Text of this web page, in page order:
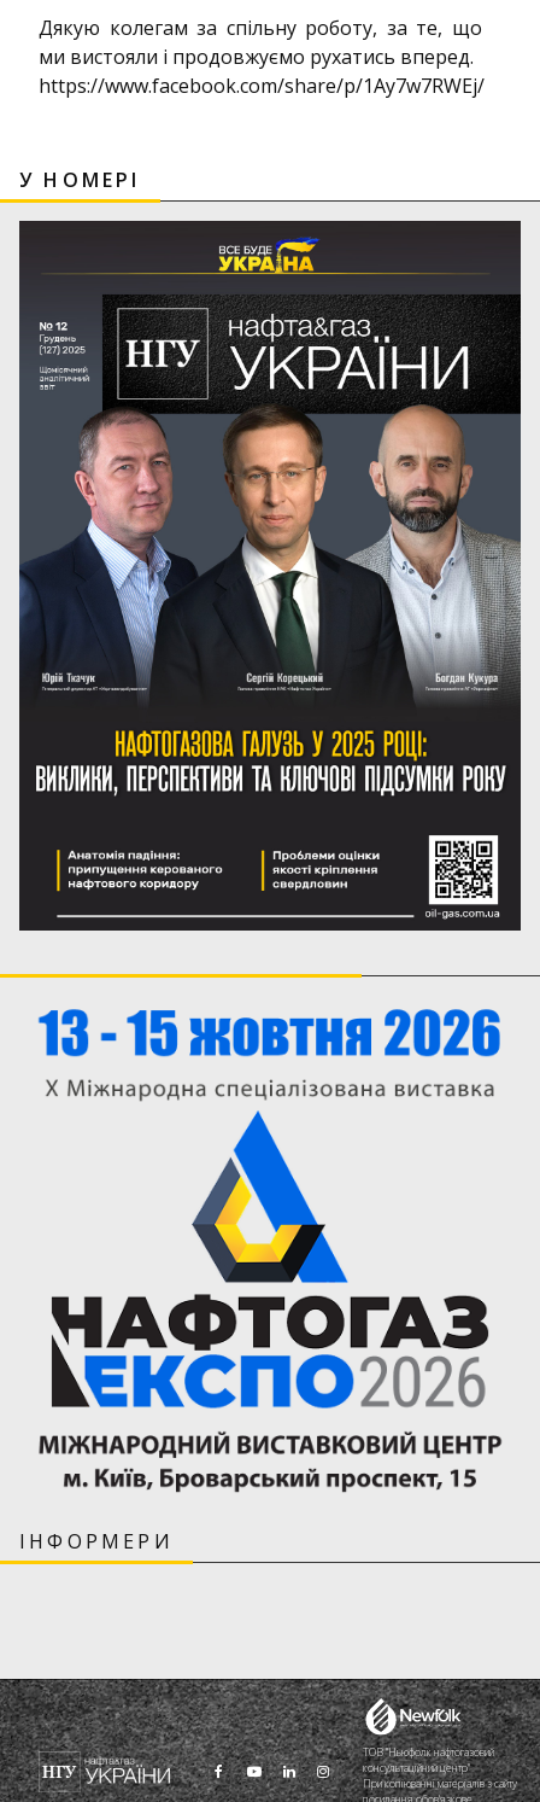
Дякую колегам за спільну роботу, за те, що
ми вистояли і продовжуємо рухатись вперед.
https://www.facebook.com/share/p/1Ay7w7RWEj/
У НОМЕРІ
ІНФОРМЕРИ
ТОВ "Ньюфолк нафтогазовий
консультаційний центр"
При копіюванні матеріалів з сайту